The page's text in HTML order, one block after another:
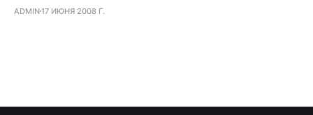
ADMIN17 ИЮНЯ 2008 Г.